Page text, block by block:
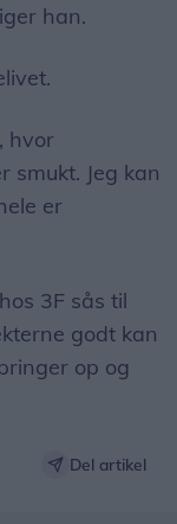
han.
hvor
smukt. Jeg kan
er
3F sås til
godt kan
op og
Del artikel